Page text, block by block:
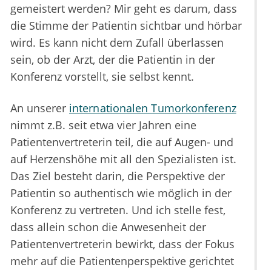
gemeistert werden? Mir geht es darum, dass
die Stimme der Patientin sichtbar und hörbar
wird. Es kann nicht dem Zufall überlassen
sein, ob der Arzt, der die Patientin in der
Konferenz vorstellt, sie selbst kennt.
An unserer internationalen Tumorkonferenz
nimmt z.B. seit etwa vier Jahren eine
Patientenvertreterin teil, die auf Augen- und
auf Herzenshöhe mit all den Spezialisten ist.
Das Ziel besteht darin, die Perspektive der
Patientin so authentisch wie möglich in der
Konferenz zu vertreten. Und ich stelle fest,
dass allein schon die Anwesenheit der
Patientenvertreterin bewirkt, dass der Fokus
mehr auf die Patientenperspektive gerichtet